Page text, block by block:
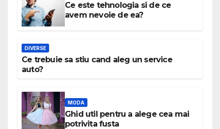
Ce este tehnologia si de ce
avem nevoie de ea?
DIVERSE
Ce trebuie sa stiu cand aleg un service
auto?
MODA
Ghid util pentru a alege cea mai
potrivita fusta